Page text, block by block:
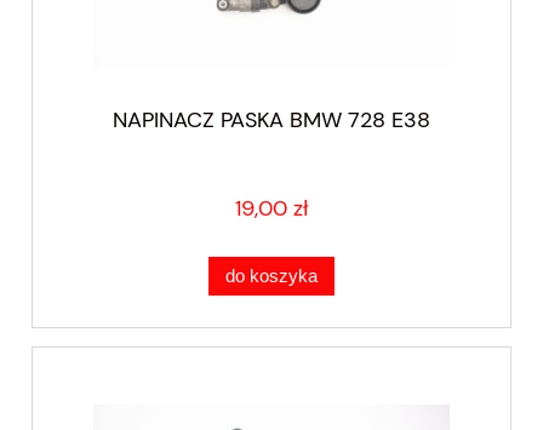
NAPINACZ PASKA BMW 728 E38
19,00 zł
do koszyka